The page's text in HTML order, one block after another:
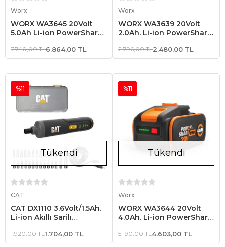
Worx
WORX WA3645 20Volt
5.0Ah Li-ion PowerShare
7.740,00 TL6.864,00 TL
Worx
WORX WA3639 20Volt
2.0Ah. Li-ion PowerShare
2.796,00 TL2.480,00 TL
Tükendi
CAT
CAT DX1110 3.6Volt/1.5Ah.
Li-ion Akıllı Şarjlı
Uç
%11
1.920,00 TL1.704,00 TL
Tükendi
Worx
WORX WA3644 20Volt
4.0Ah. Li-ion PowerShare
%11
5.190,00 TL4.603,00 TL